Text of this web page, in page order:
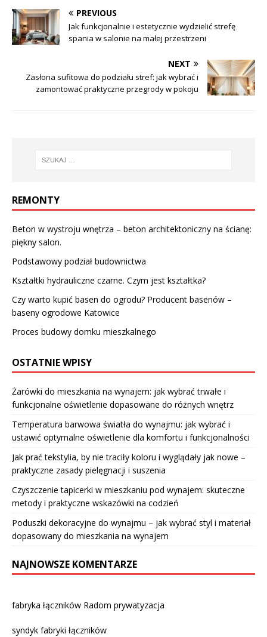
PREVIOUS
Jak funkcjonalnie i estetycznie wydzielić strefę
spania w salonie na małej przestrzeni
NEXT
Zasłona sufitowa do podziału stref: jak wybrać i
zamontować praktyczne przegrody w pokoju
REMONTY
Beton w wystroju wnętrza – beton architektoniczny na ścianę:
piękny salon.
Podstawowy podział budownictwa
Kształtki hydrauliczne czarne. Czym jest kształtka?
Czy warto kupić basen do ogrodu? Producent basenów –
baseny ogrodowe Katowice
Proces budowy domku mieszkalnego
OSTATNIE WPISY
Żarówki do mieszkania na wynajem: jak wybrać trwałe i
funkcjonalne oświetlenie dopasowane do różnych wnętrz
Temperatura barwowa światła do wynajmu: jak wybrać i
ustawić optymalne oświetlenie dla komfortu i funkcjonalności
Jak prać tekstylia, by nie traciły koloru i wyglądały jak nowe –
praktyczne zasady pielęgnacji i suszenia
Czyszczenie tapicerki w mieszkaniu pod wynajem: skuteczne
metody i praktyczne wskazówki na codzień
Poduszki dekoracyjne do wynajmu – jak wybrać styl i materiał
dopasowany do mieszkania na wynajem
NAJNOWSZE KOMENTARZE
fabryka łączników Radom prywatyzacja
syndyk fabryki łączników